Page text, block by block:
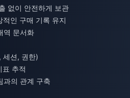
없이 안전하게 보관
인 구매 기록 유지
역 문서화
세션, 권한)
추적
과의 관계 구축